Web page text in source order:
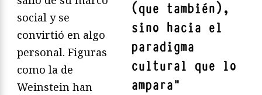
(que también),
sino hacia el
paradigma
cultural que lo
ampara"
social y se
convirtió en algo
personal. Figuras
como la de
Weinstein han